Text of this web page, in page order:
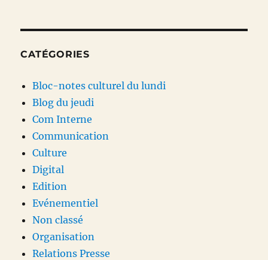
CATÉGORIES
Bloc-notes culturel du lundi
Blog du jeudi
Com Interne
Communication
Culture
Digital
Edition
Evénementiel
Non classé
Organisation
Relations Presse